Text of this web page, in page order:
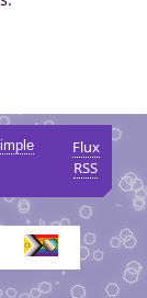
Flux
RSS